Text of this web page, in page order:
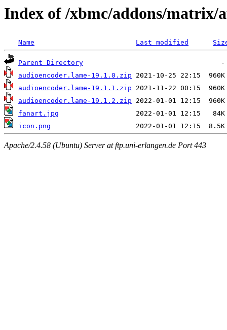
Index of /xbmc/addons/matrix/
Name Last modified
Parent Directory
audioencoder.lame-19.1.0.zip
audioencoder.lame-19.1.1.zip
audioencoder.lame-19.1.2.zip
fanart.jpg
icon.png
Apache/2.4.58 (Ubuntu) Server at ftp.uni-erlangen.de Port 443